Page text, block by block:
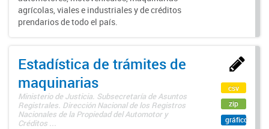
agrícolas, viales e industriales y de créditos
prendarios de todo el país.
Estadística de trámites de
maquinarias
Ministerio de Justicia. Subsecretaría de Asuntos
Registrales. Dirección Nacional de los Registros
Nacionales de la Propiedad del Automotor y
Créditos ...
csv
zip
gráfico